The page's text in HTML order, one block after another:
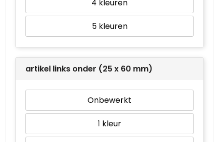
4
5
artikel links onder (25 x 60 mm)
Onbewerkt
1